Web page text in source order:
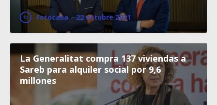
Fotocasa · 22 octubre 2021
La Generalitat compra 137 viviendas a
Sareb para alquiler social por 9,6
millones